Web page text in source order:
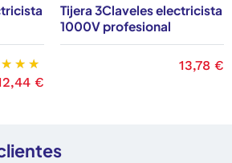
€
Tijera 3Claveles electricista
1000V profesional
Precio
13,78 €